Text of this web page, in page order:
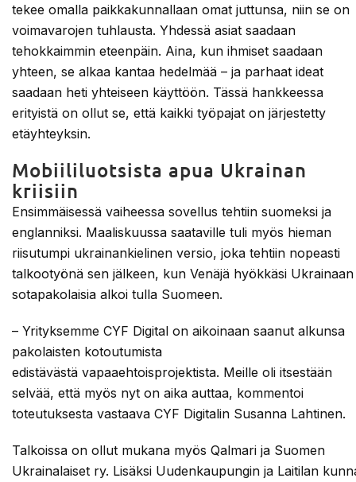
tekee omalla paikkakunnallaan omat juttunsa, niin se on
voimavarojen tuhlausta. Yhdessä asiat saadaan
tehokkaimmin eteenpäin. Aina, kun ihmiset saadaan
yhteen, se alkaa kantaa hedelmää – ja parhaat ideat
saadaan heti yhteiseen käyttöön. Tässä hankkeessa
erityistä on ollut se, että kaikki työpajat on järjestetty
etäyhteyksin.
Mobiililuotsista apua Ukrainan
kriisiin
Ensimmäisessä vaiheessa sovellus tehtiin suomeksi ja
englanniksi. Maaliskuussa saataville tuli myös hieman
riisutumpi ukrainankielinen versio, joka tehtiin nopeasti
talkootyönä sen jälkeen, kun Venäjä hyökkäsi Ukrainaan
sotapakolaisia alkoi tulla Suomeen.
– Yrityksemme CYF Digital on aikoinaan saanut alkunsa
pakolaisten kotoutumista
edistävästä vapaaehtoisprojektista. Meille oli itsestään
selvää, että myös nyt on aika auttaa, kommentoi
toteutuksesta vastaava CYF Digitalin Susanna Lahtinen.
Talkoissa on ollut mukana myös Qalmari ja Suomen
Ukrainalaiset ry. Lisäksi Uudenkaupungin ja Laitilan